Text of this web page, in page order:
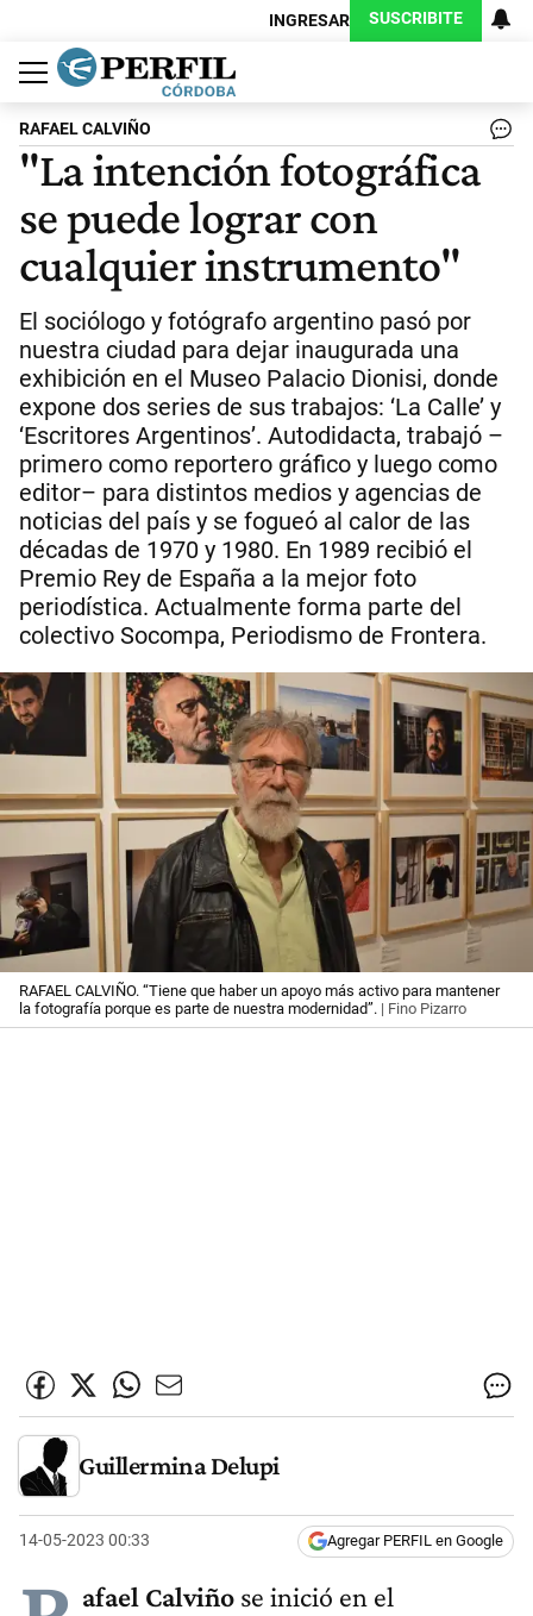
INGRESAR SUSCRIBITE
Política
Economía
Judiciales
Sociedad
Cultura
Espectáculos
Deportes
Protagonistas
RAFAEL CALVIÑO
"La intención fotográfica
se puede lograr con
cualquier instrumento"
El sociólogo y fotógrafo argentino pasó por
nuestra ciudad para dejar inaugurada una
exhibición en el Museo Palacio Dionisi, donde
expone dos series de sus trabajos: ‘La Calle’ y
‘Escritores Argentinos’. Autodidacta, trabajó –
primero como reportero gráfico y luego como
editor– para distintos medios y agencias de
noticias del país y se fogueó al calor de las
décadas de 1970 y 1980. En 1989 recibió el
Premio Rey de España a la mejor foto
periodística. Actualmente forma parte del
colectivo Socompa, Periodismo de Frontera.
RAFAEL CALVIÑO. “Tiene que haber un apoyo más activo para mantener
la fotografía porque es parte de nuestra modernidad”. | Fino Pizarro
Guillermina Delupi
14-05-2023 00:33 Agregar PERFIL en Google
afael Calviño se inició en el